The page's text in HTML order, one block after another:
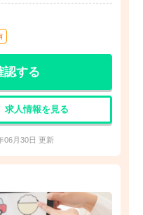
認する
求人情報を見る
06月30日 更新